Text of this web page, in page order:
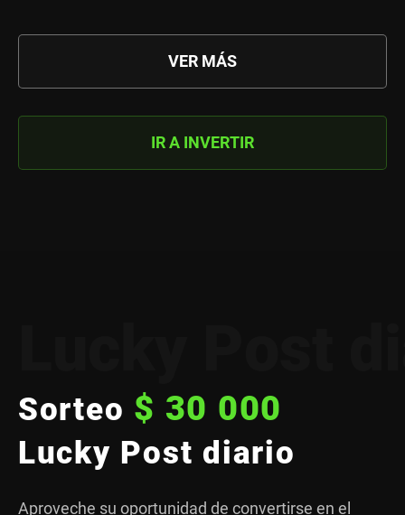
VER MÁS
IR A INVERTIR
Sorteo $ 30 000
Lucky Post diario
Aproveche su oportunidad de convertirse en el